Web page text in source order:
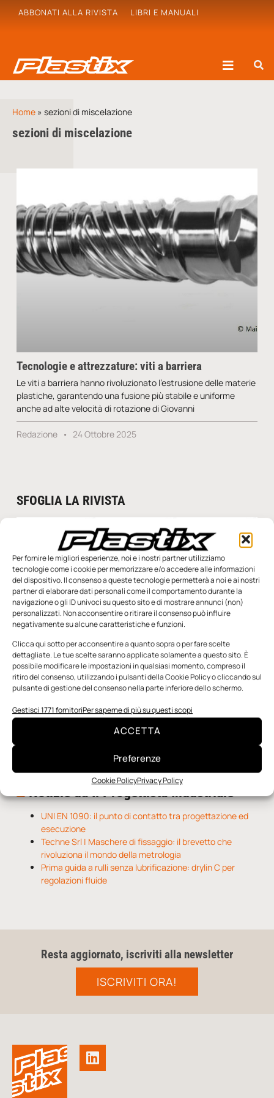
Per fornire le migliori esperienze, noi e i nostri partner utilizziamo
tecnologie come i cookie per memorizzare e/o accedere alle informazioni
del dispositivo. Il consenso a queste tecnologie permetterà a noi e ai nostri
partner di elaborare dati personali come il comportamento durante la
navigazione o gli ID univoci su questo sito e di mostrare annunci (non)
personalizzati. Non acconsentire o ritirare il consenso può influire
negativamente su alcune caratteristiche e funzioni.
Clicca qui sotto per acconsentire a quanto sopra o per fare scelte
dettagliate. Le tue scelte saranno applicate solamente a questo sito. È
possibile modificare le impostazioni in qualsiasi momento, compreso il
ritiro del consenso, utilizzando i pulsanti della Cookie Policy o cliccando sul
pulsante di gestione del consenso nella parte inferiore dello schermo.
Gestisci 1771 fornitoriPer saperne di più su questi scopi
ACCETTA
Preferenze
Cookie PolicyPrivacy Policy
ABBONATI ALLA RIVISTA LIBRI E MANUALI
Home » sezioni di miscelazione
sezioni di miscelazione
Tecnologie e attrezzature: viti a barriera
Le viti a barriera hanno rivoluzionato l’estrusione delle materie
plastiche, garantendo una fusione più stabile e uniforme
anche ad alte velocità di rotazione di Giovanni
Redazione 24 Ottobre 2025
SFOGLIA LA RIVISTA
n.5 - Giugno 2026 n.4 - Maggio 2026
Notizie da Meccanicanews
I nanonastri di grafene come potenziali sensori per i
reattori a fusione
Una nuova mano robotica passa da una pinza all’altra
O-Ring, tecnica e applicazioni
Notizie da Il Progettista Industriale
UNI EN 1090: il punto di contatto tra progettazione ed
esecuzione
Techne Srl | Maschere di fissaggio: il brevetto che
rivoluziona il mondo della metrologia
Prima guida a rulli senza lubrificazione: drylin C per
regolazioni fluide
Resta aggiornato, iscriviti alla newsletter
ISCRIVITI ORA!